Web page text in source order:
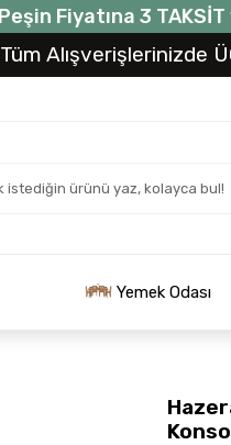
Fiyatına 3
Yemek Odası